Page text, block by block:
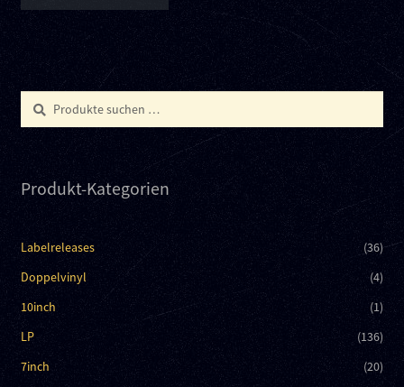
FAQ
Kontakt
Links
Suchen
nach:
Suchen
Produkt-Kategorien
Labelreleases
(36)
Doppelvinyl
(4)
10inch
(1)
LP
(136)
7inch
(20)